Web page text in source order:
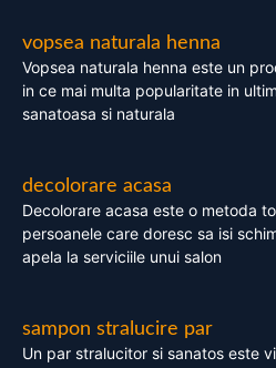
vopsea naturala henna
Vopsea naturala henna este un
in ce mai multa popularitate in
sanatoasa si naturala
decolorare acasa
Decolorare acasa este o metoda
persoanele care doresc sa isi
apela la serviciile unui salon
sampon stralucire par
Un par stralucitor si sanatos este